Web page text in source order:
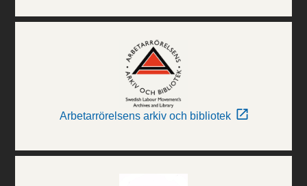
Arbetarrörelsens arkiv och bibliotek